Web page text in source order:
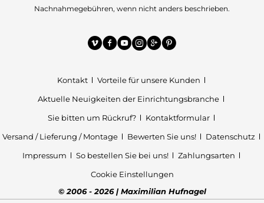
Nachnahmegebühren, wenn nicht anders beschrieben.
Kontakt
Vorteile für unsere Kunden
Aktuelle Neuigkeiten der Einrichtungsbranche
Sie bitten um Rückruf?
Kontaktformular
Versand / Lieferung / Montage
Bewerten Sie uns!
Datenschutz
Impressum
So bestellen Sie bei uns!
Zahlungsarten
Cookie Einstellungen
© 2006 - 2026 | Maximilian Hufnagel